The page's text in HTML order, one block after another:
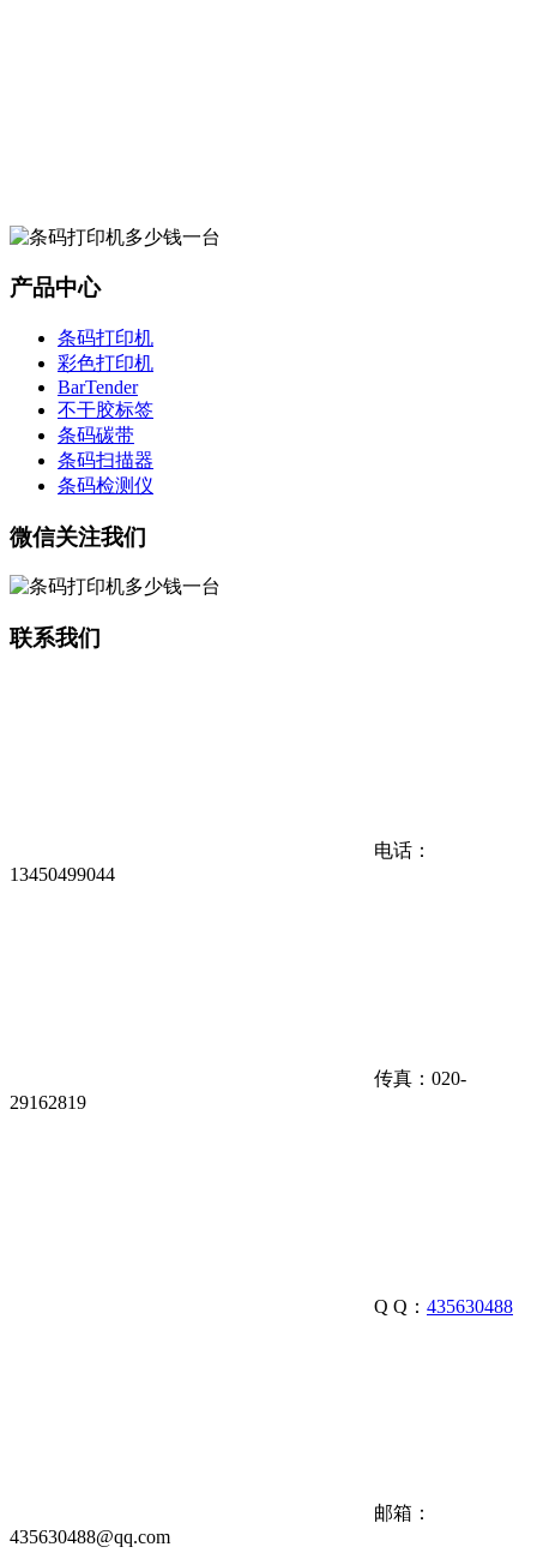
产品中心
条码打印机
彩色打印机
BarTender
不干胶标签
条码碳带
条码扫描器
条码检测仪
微信关注我们
联系我们
电话：
13450499044
传真：020-
29162819
Q Q： 435630488
邮箱：
435630488@qq.com